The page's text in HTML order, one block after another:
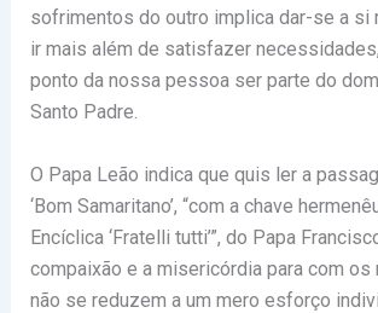
sofrimentos do outro implica dar-se a si
ir mais além de satisfazer
ponto da nossa pessoa ser parte do
Santo Padre.
O Papa Leão indica que quis ler a
‘Bom Samaritano’, “com a chave
Encíclica ‘Fratelli tutti’”, do Papa
compaixão e a misericórdia para com
não se reduzem a um mero esforço